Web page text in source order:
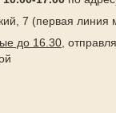
7 (первая линия
до 16.30,